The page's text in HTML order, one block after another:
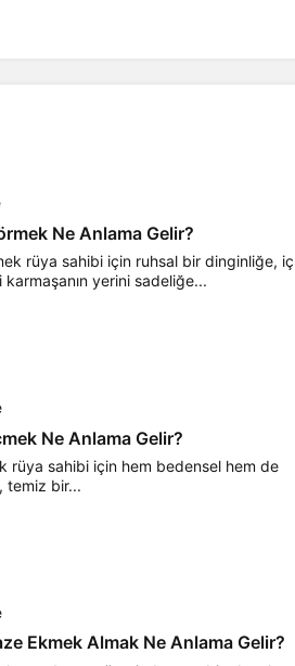
Ne Anlama Gelir?
rüya sahibi için ruhsal bir dinginliğe, iç
yerini sadeliğe...
Ne Anlama Gelir?
rüya sahibi için hem bedensel hem de
temiz bir...
Ekmek Almak Ne Anlama Gelir?